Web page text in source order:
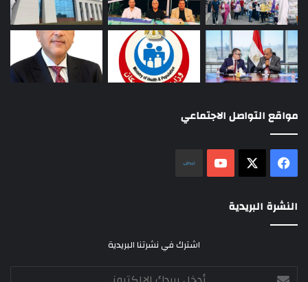
مواقع التواصل الاجتماعي
فيسبوك ‫YouTube
النشرة البريدية
اشترك في نشرتنا البريدية
أدخل